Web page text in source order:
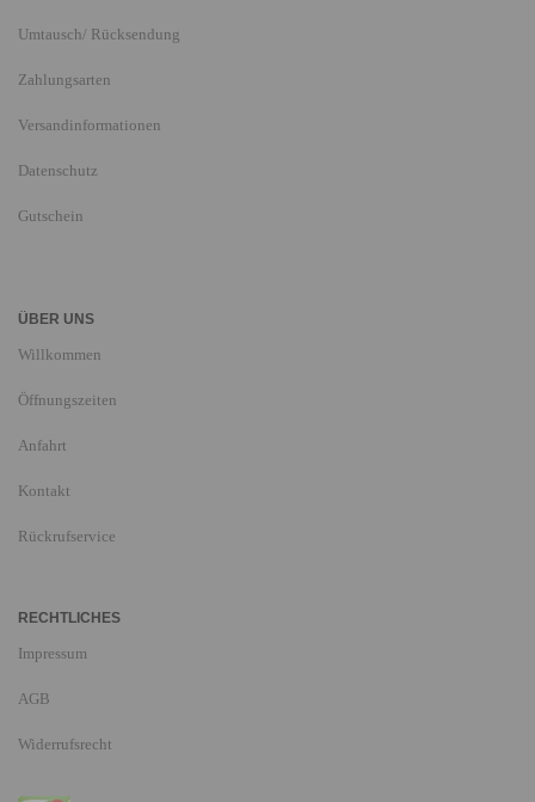
Umtausch/ Rücksendung
Zahlungsarten
Versandinformationen
Datenschutz
Gutschein
ÜBER UNS
Willkommen
Öffnungszeiten
Anfahrt
Kontakt
Rückrufservice
RECHTLICHES
Impressum
AGB
Widerrufsrecht